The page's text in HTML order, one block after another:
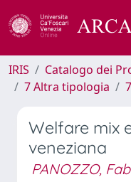
IRIS
Catalogo dei
7 Altra tipologia
Welfare mix
veneziana
PANOZZO,